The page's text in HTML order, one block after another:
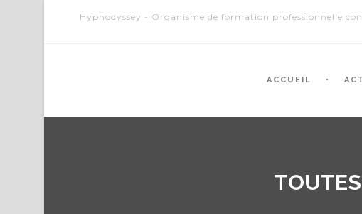
Hypnodyssey - Organisme de formation professionnelle
ACCUEIL